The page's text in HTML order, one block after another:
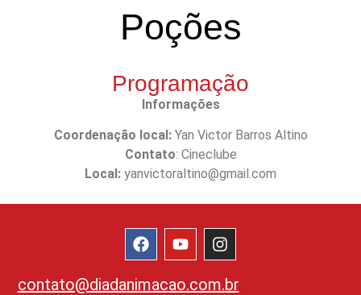
Poções
Programação
Informações
Coordenação local: Yan Victor Barros Altino
Contato: Cineclube
Local: yanvictoraltino@gmail.com
contato@diadanimacao.com.br